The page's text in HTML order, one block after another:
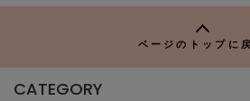
nezu
ナイキ
P
ページのトップに
CATEGORY